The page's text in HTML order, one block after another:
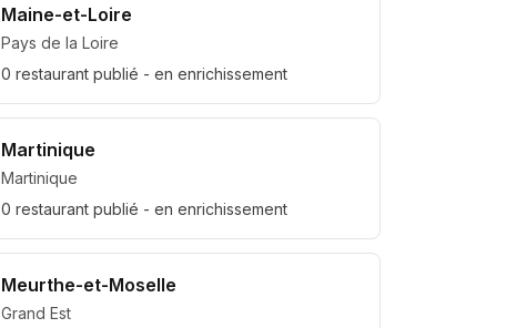
Maine-et-Loire
Pays de la Loire
0 restaurant publié - en enrichissement
Martinique
Martinique
0 restaurant publié - en enrichissement
Meurthe-et-Moselle
Grand Est